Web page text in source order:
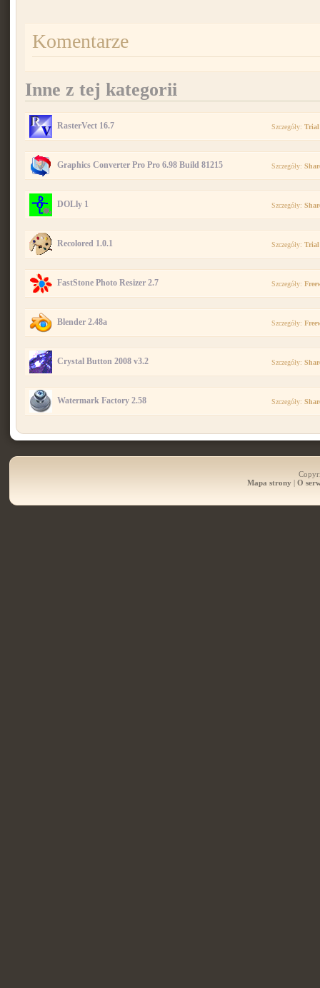
Komentarze
Inne z tej kategorii
RasterVect 16.7 Szczegóły: Trial
Graphics Converter Pro Pro 6.98 Build 81215 Szczegóły:
DOLly 1 Szczegóły:
Recolored 1.0.1 Szczegóły: Trial
FastStone Photo Resizer 2.7 Szczegóły:
Blender 2.48a Szczegóły:
Crystal Button 2008 v3.2 Szczegóły:
Watermark Factory 2.58 Szczegóły:
Mapa strony | O